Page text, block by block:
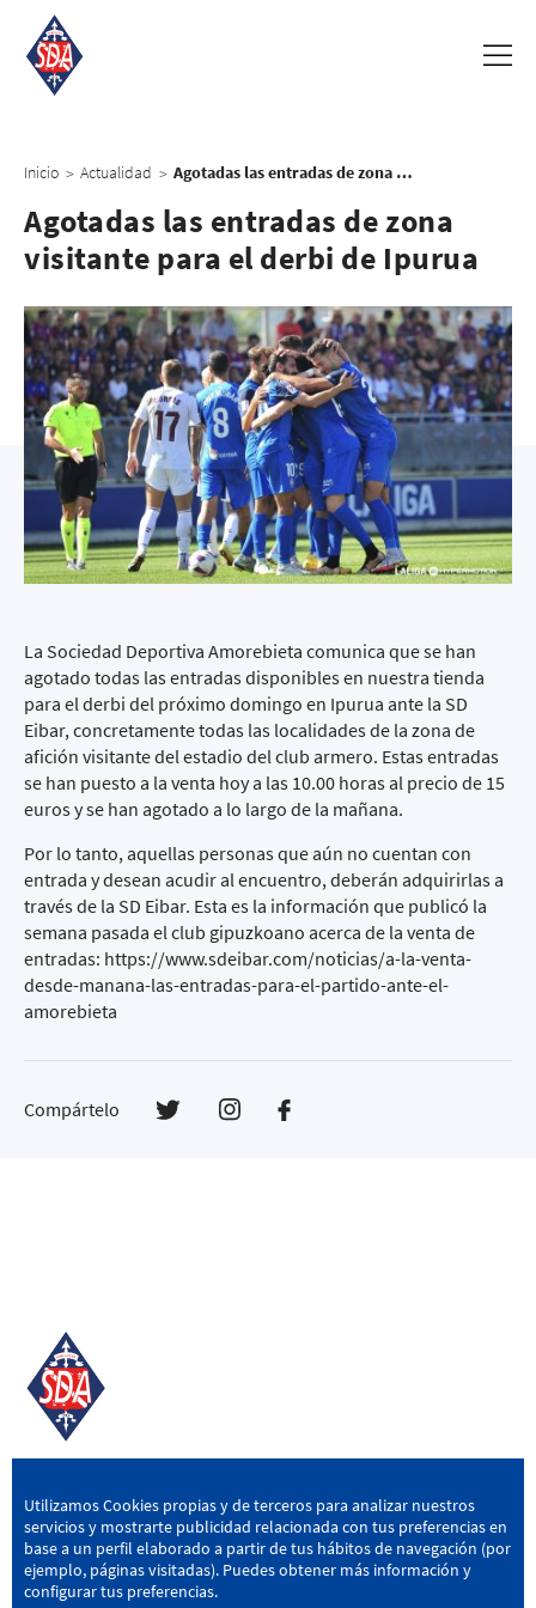
Inicio > Actualidad > Agotadas las entradas de zona visitante para el derbi de Ipurua
Agotadas las entradas de zona
visitante para el derbi de Ipurua
La Sociedad Deportiva Amorebieta comunica que se han
agotado todas las entradas disponibles en nuestra tienda
para el derbi del próximo domingo en Ipurua ante la SD
Eibar, concretamente todas las localidades de la zona de
afición visitante del estadio del club armero. Estas entradas
se han puesto a la venta hoy a las 10.00 horas al precio de 15
euros y se han agotado a lo largo de la mañana.
Por lo tanto, aquellas personas que aún no cuentan con
entrada y desean acudir al encuentro, deberán adquirirlas a
través de la SD Eibar. Esta es la información que publicó la
semana pasada el club gipuzkoano acerca de la venta de
entradas: https://www.sdeibar.com/noticias/a-la-venta-
desde-manana-las-entradas-para-el-partido-ante-el-
amorebieta
Compártelo
SD AMOREBIETA
San Miguel Kalea, 16, 48340 Amorebieta, Bizkaia
946 604 751 | sda@sdamorebieta.eus
Utilizamos Cookies propias y de terceros para analizar nuestros
servicios y mostrarte publicidad relacionada con tus preferencias en
base a un perfil elaborado a partir de tus hábitos de navegación (por
ejemplo, páginas visitadas). Puedes obtener más información y
configurar tus preferencias.